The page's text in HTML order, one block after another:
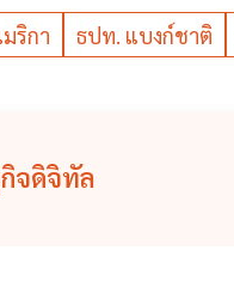
ริกา ธปท. แบงก์ชาติ
จดิจิทัล